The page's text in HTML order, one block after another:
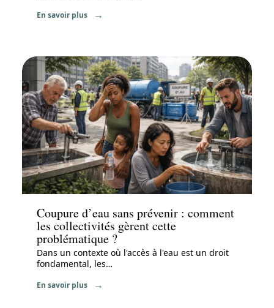
En savoir plus
News
Coupure d’eau sans prévenir : comment
les collectivités gèrent cette
problématique ?
Dans un contexte où l'accès à l'eau est un droit
fondamental, les…
En savoir plus